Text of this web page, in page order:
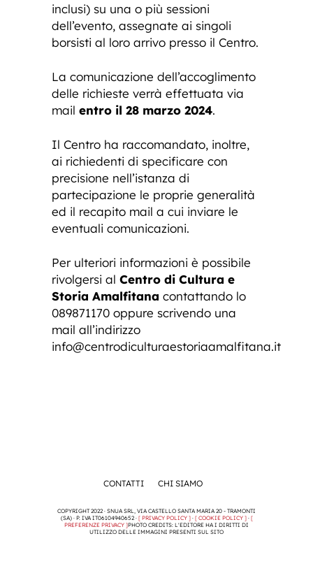
inclusi) su una o più sessioni
dell’evento, assegnate ai singoli
borsisti al loro arrivo presso il Centro.
La comunicazione dell’accoglimento
delle richieste verrà effettuata via
mail entro il 28 marzo 2024.
Il Centro ha raccomandato, inoltre,
ai richiedenti di specificare con
precisione nell’istanza di
partecipazione le proprie generalità
ed il recapito mail a cui inviare le
eventuali comunicazioni.
Per ulteriori informazioni è possibile
rivolgersi al Centro di Cultura e
Storia Amalfitana contattando lo
089871170 oppure scrivendo una
mail all’indirizzo
info@centrodiculturaestoriaamalfitana.it
CONTATTI CHI SIAMO
COPYRIGHT 2022 · SNUA SRL, VIA CASTELLO SANTA MARIA 20 - TRAMONTI
(SA) · P. IVA IT06104940652 · [ PRIVACY POLICY ]· [ COOKIE POLICY ]· [
PREFERENZE PRIVACY ]PHOTO CREDITS: L'EDITORE HA I DIRITTI DI
UTILIZZO DELLE IMMAGINI PRESENTI SUL SITO